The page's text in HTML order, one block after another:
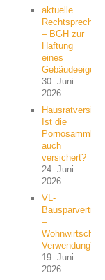
aktuelle
– BGH zur
Haftung
eines
30. Juni
2026
Ist die
auch
versichert?
24. Juni
2026
VL-
Bausparvertrag
–
Verwendung?
19. Juni
2026